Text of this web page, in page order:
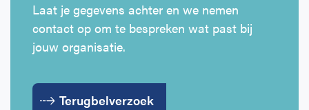
Laat je gegevens achter en we nemen
contact op om te bespreken wat past bij
jouw organisatie.
Terugbelverzoek